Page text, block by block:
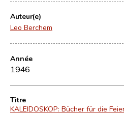
Auteur(e)
Leo Berchem
Année
1946
Titre
KALEIDOSKOP: Bücher für die